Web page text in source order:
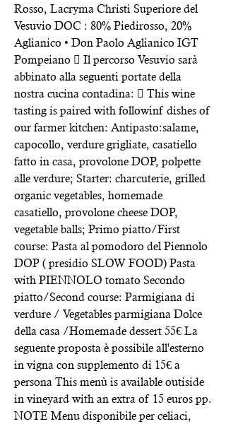
Rosso, Lacryma Christi Superiore del
Vesuvio DOC : 80% Piedirosso, 20%
Aglianico • Don Paolo Aglianico IGT
Pompeiano  Il percorso Vesuvio sarà
abbinato alla seguenti portate della
nostra cucina contadina:  This wine
tasting is paired with followinf dishes of
our farmer kitchen: Antipasto:salame,
capocollo, verdure grigliate, casatiello
fatto in casa, provolone DOP, polpette
alle verdure; Starter: charcuterie, grilled
organic vegetables, homemade
casatiello, provolone cheese DOP,
vegetable balls; Primo piatto/First
course: Pasta al pomodoro del Piennolo
DOP ( presidio SLOW FOOD) Pasta
with PIENNOLO tomato Secondo
piatto/Second course: Parmigiana di
verdure / Vegetables parmigiana Dolce
della casa /Homemade dessert 55€ La
seguente proposta è possibile all'esterno
in vigna con supplemento di 15€ a
persona This menù is available outiside
in vineyard with an extra of 15 euros pp.
NOTE Menu disponibile per celiaci,